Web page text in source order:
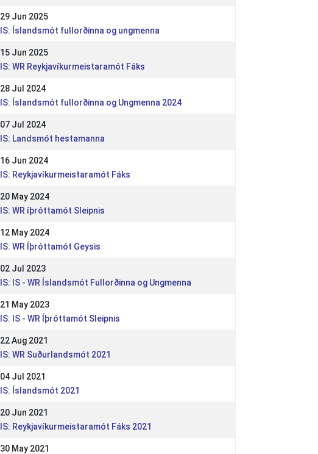
29 Jun 2025
IS: Íslandsmót fullorðinna og ungmenna
15 Jun 2025
IS: WR Reykjavíkurmeistaramót Fáks
28 Jul 2024
IS: Íslandsmót fullorðinna og Ungmenna 2024
07 Jul 2024
IS: Landsmót hestamanna
16 Jun 2024
IS: Reykjavíkurmeistaramót Fáks
20 May 2024
IS: WR íþróttamót Sleipnis
12 May 2024
IS: WR Íþróttamót Geysis
02 Jul 2023
IS: IS - WR Íslandsmót Fullorðinna og Ungmenna
21 May 2023
IS: IS - WR Íþróttamót Sleipnis
22 Aug 2021
IS: WR Suðurlandsmót 2021
04 Jul 2021
IS: Íslandsmót 2021
20 Jun 2021
IS: Reykjavíkurmeistaramót Fáks 2021
30 May 2021